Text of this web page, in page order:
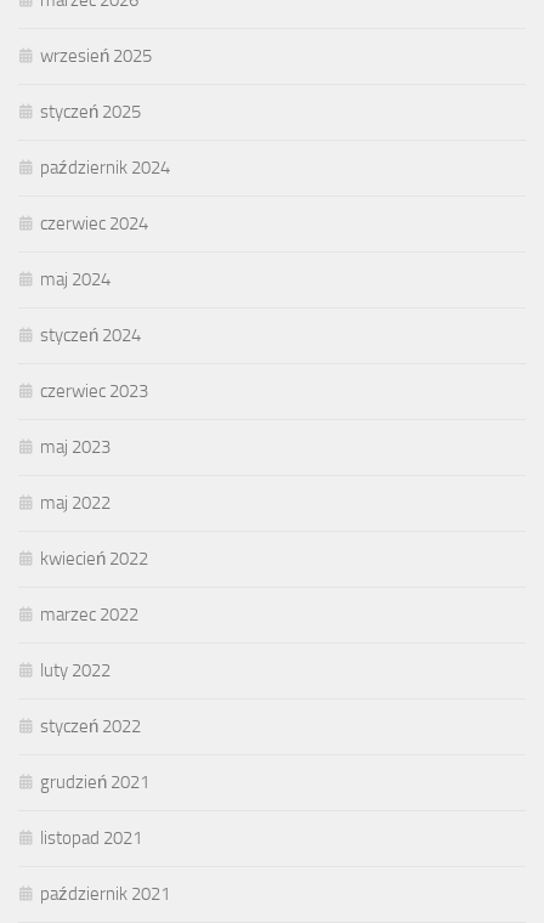
wrzesień 2025
styczeń 2025
październik 2024
czerwiec 2024
maj 2024
styczeń 2024
czerwiec 2023
maj 2023
maj 2022
kwiecień 2022
marzec 2022
luty 2022
styczeń 2022
grudzień 2021
listopad 2021
październik 2021